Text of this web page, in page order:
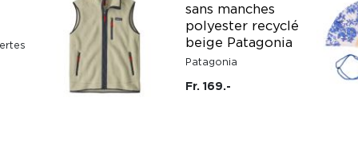
sans manches
polyester recyclé
beige Patagonia
Patagonia
Fr. 169.-